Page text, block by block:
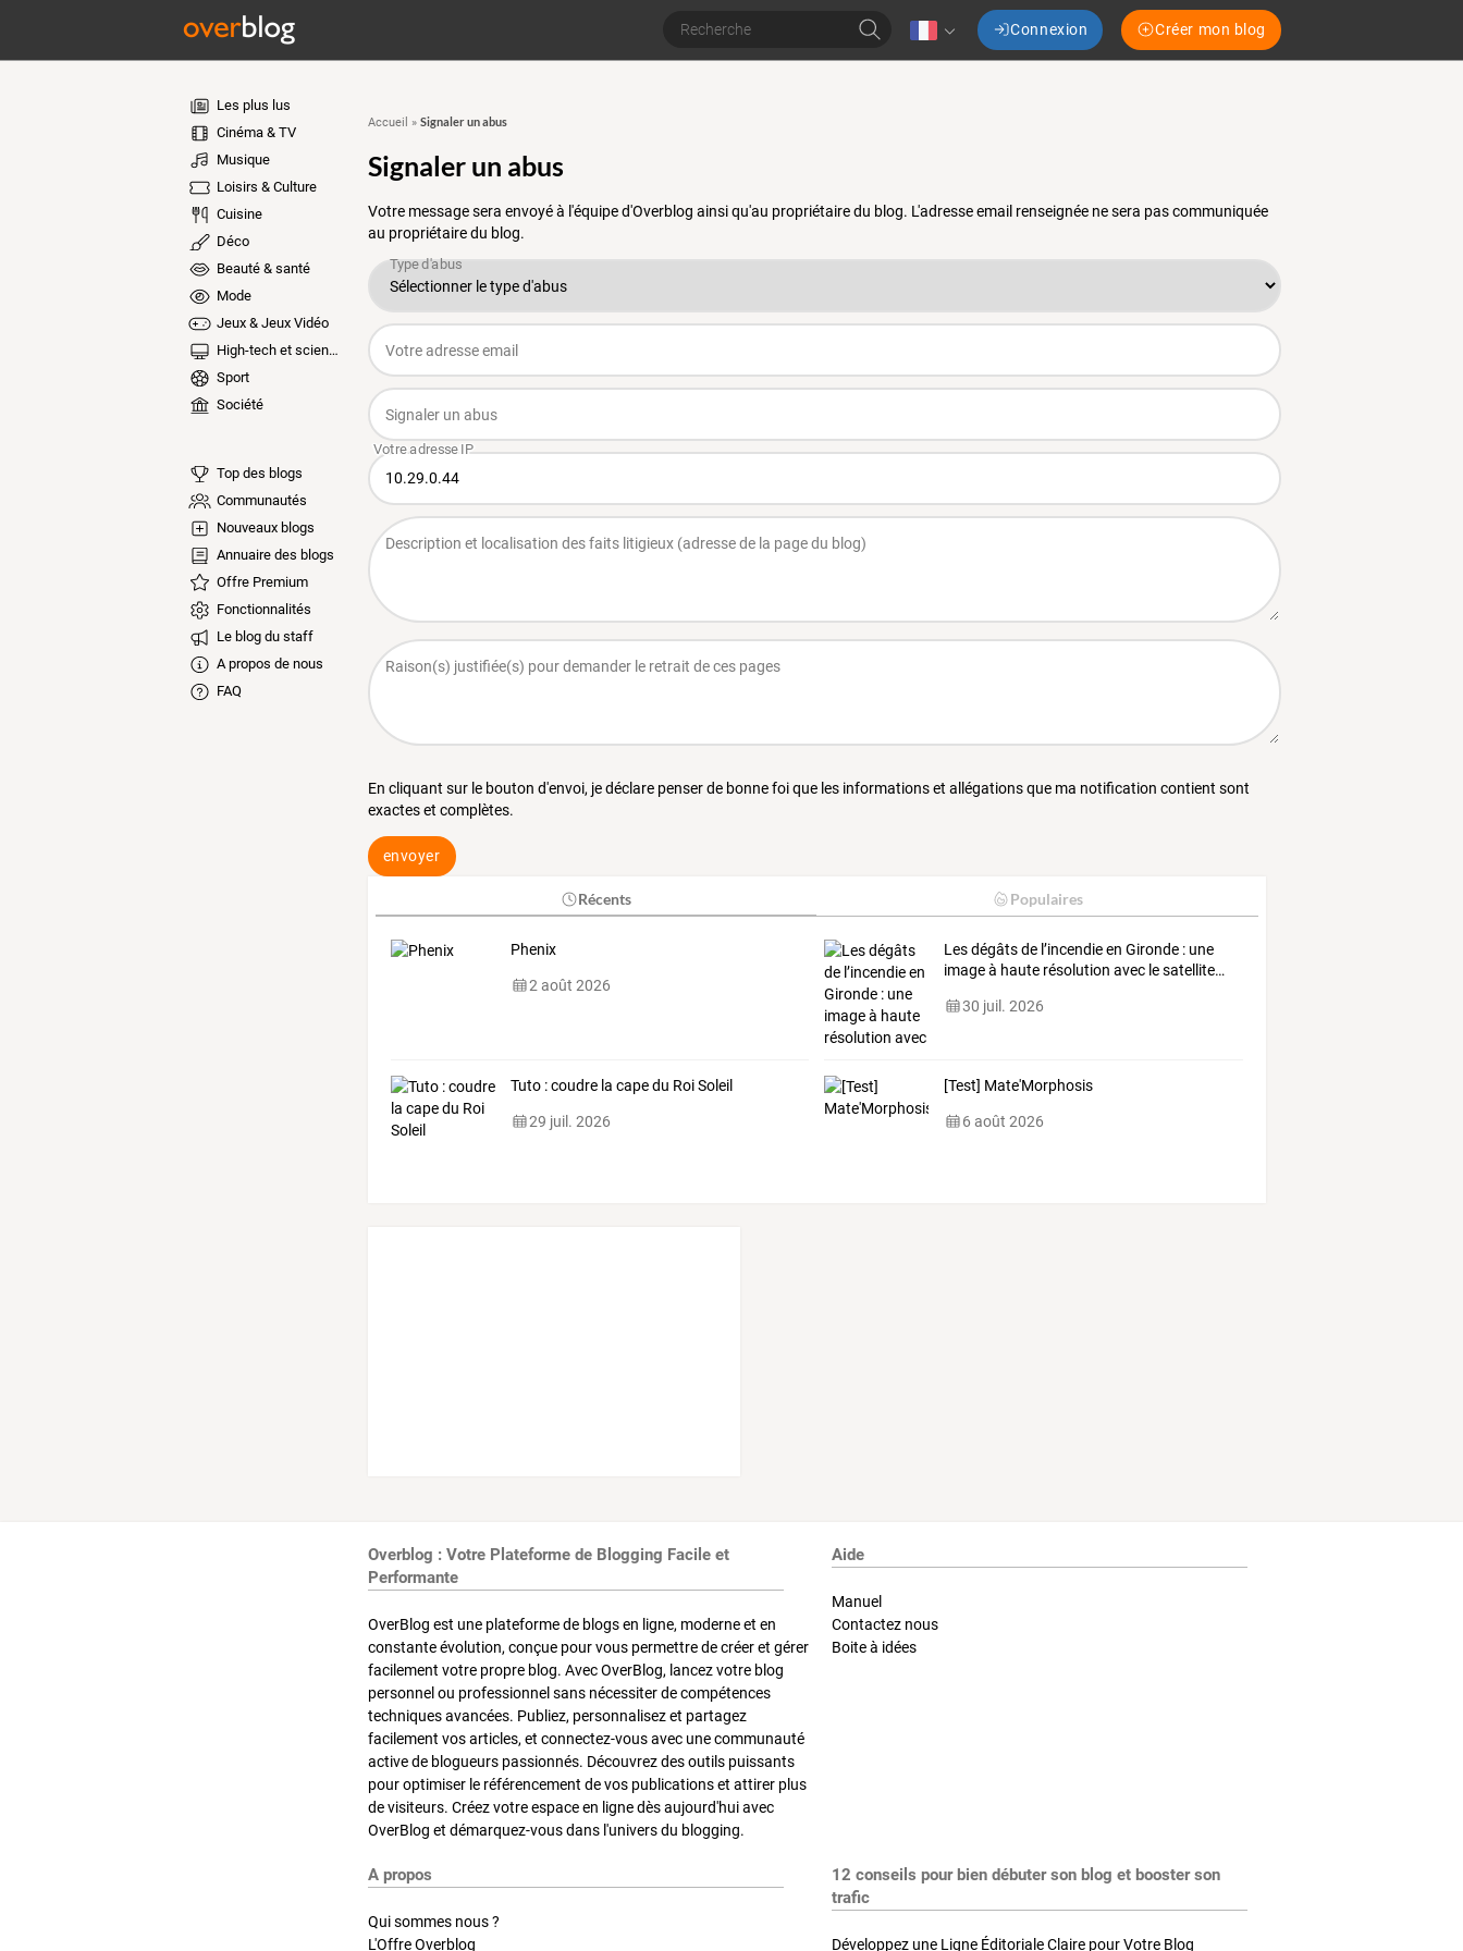
Connexion Créer mon blog
Les plus lus
Cinéma & TV
Musique
Loisirs & Culture
Cuisine
Déco
Beauté & santé
Mode
Jeux & Jeux Vidéo
High-tech et sciences
Sport
Société
Top des blogs
Communautés
Nouveaux blogs
Annuaire des blogs
Offre Premium
Fonctionnalités
Le blog du staff
A propos de nous
FAQ
Accueil » Signaler un abus
Signaler un abus
Votre message sera envoyé à l'équipe d'Overblog ainsi qu'au propriétaire du blog. L'adresse email renseignée ne sera pas communiquée
au propriétaire du blog.
En cliquant sur le bouton d'envoi, je déclare penser de bonne foi que les informations et allégations que ma notification contient sont
exactes et complètes.
envoyer
Récents Populaires
Phenix
2 août 2026
Lesdégâtsde l’incendieen Gironde : une
imageà haute résolution avec lesatellite…
30 juil. 2026
Tuto : coudre la cape du Roi Soleil
29 juil. 2026
[Test] Mate'Morphosis
6 août 2026
Overblog : Votre Plateforme de Blogging Facile et
Performante
OverBlog est une plateforme de blogs en ligne, moderne et en
constante évolution, conçue pour vous permettre de créer et gérer
facilement votre propre blog. Avec OverBlog, lancez votre blog
personnel ou professionnel sans nécessiter de compétences
techniques avancées. Publiez, personnalisez et partagez
facilement vos articles, et connectez-vous avec une communauté
active de blogueurs passionnés. Découvrez des outils puissants
pour optimiser le référencement de vos publications et attirer plus
de visiteurs. Créez votre espace en ligne dès aujourd'hui avec
OverBlog et démarquez-vous dans l'univers du blogging.
Aide
Manuel
Contactez nous
Boite à idées
A propos
Qui sommes nous ?
L'Offre Overblog
12 conseils pour bien débuter son blog et booster son
trafic
Développez une Ligne Éditoriale Claire pour Votre Blog